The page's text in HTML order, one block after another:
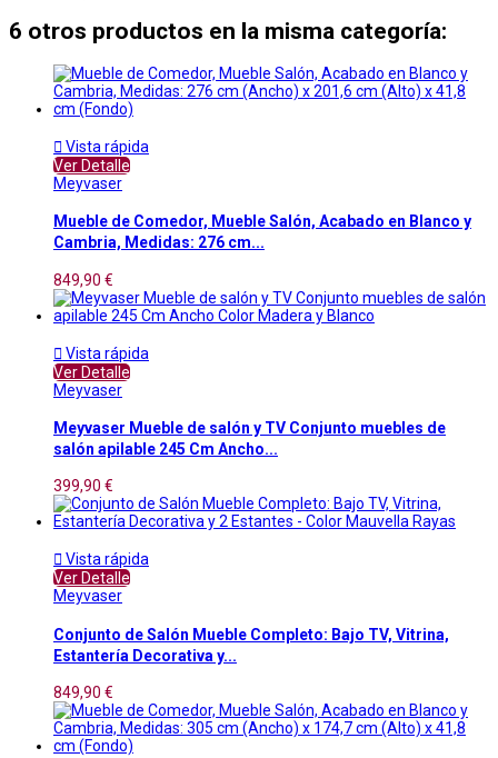
6 otros productos en la misma categoría:
 Vista rápida
Ver Detalle
Meyvaser
Mueble de Comedor, Mueble Salón, Acabado en Blanco y
Cambria, Medidas: 276 cm...
849,90 €
 Vista rápida
Ver Detalle
Meyvaser
Meyvaser Mueble de salón y TV Conjunto muebles de
salón apilable 245 Cm Ancho...
399,90 €
 Vista rápida
Ver Detalle
Meyvaser
Conjunto de Salón Mueble Completo: Bajo TV, Vitrina,
Estantería Decorativa y...
849,90 €